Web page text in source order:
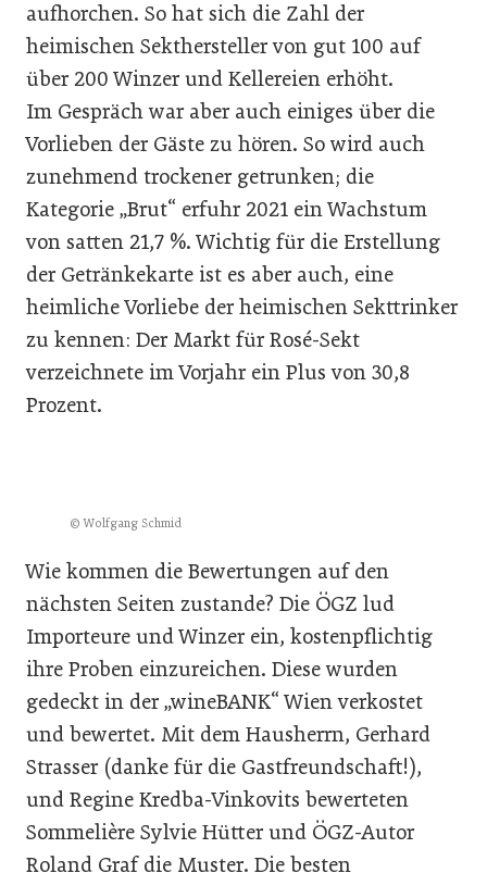
aufhorchen. So hat sich die Zahl der
heimischen Sekthersteller von gut 100 auf
über 200 Winzer und Kellereien erhöht.
Im Gespräch war aber auch einiges über die
Vorlieben der Gäste zu hören. So wird auch
zunehmend trockener getrunken; die
Kategorie „Brut“ erfuhr 2021 ein Wachstum
von satten 21,7 %. Wichtig für die Erstellung
der Getränkekarte ist es aber auch, eine
heimliche Vorliebe der heimischen Sekttrinker
zu kennen: Der Markt für Rosé-Sekt
verzeichnete im Vorjahr ein Plus von 30,8
Prozent.
© Wolfgang Schmid
Wie kommen die Bewertungen auf den
nächsten Seiten zustande? Die ÖGZ lud
Importeure und Winzer ein, kostenpflichtig
ihre Proben einzureichen. Diese wurden
gedeckt in der „wineBANK“ Wien verkostet
und bewertet. Mit dem Hausherrn, Gerhard
Strasser (danke für die Gastfreundschaft!),
und Regine Kredba-Vinkovits bewerteten
Sommelière Sylvie Hütter und ÖGZ-Autor
Roland Graf die Muster. Die besten